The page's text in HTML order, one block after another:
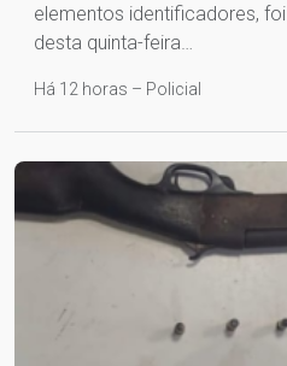
elementos identificadores,
desta quinta-feira…
Há 12 horas – Policial